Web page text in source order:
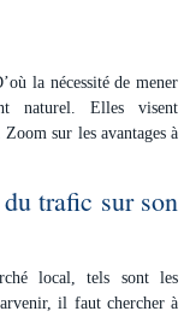
la nécessité de mener
naturel. Elles visent
sur les avantages à
trafic sur son
local, tels sont les
il faut chercher à